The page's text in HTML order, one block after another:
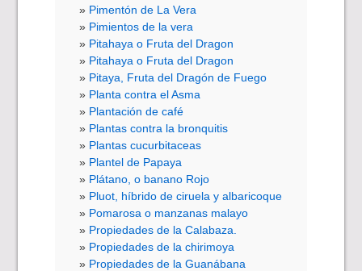
Pimentón de La Vera
Pimientos de la vera
Pitahaya o Fruta del Dragon
Pitahaya o Fruta del Dragon
Pitaya, Fruta del Dragón de Fuego
Planta contra el Asma
Plantación de café
Plantas contra la bronquitis
Plantas cucurbitaceas
Plantel de Papaya
Plátano, o banano Rojo
Pluot, híbrido de ciruela y albaricoque
Pomarosa o manzanas malayo
Propiedades de la Calabaza.
Propiedades de la chirimoya
Propiedades de la Guanábana